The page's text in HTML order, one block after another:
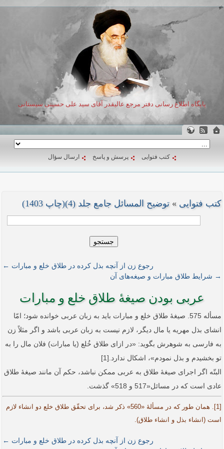
پایگاه اطلاع رسانی دفتر مرجع عالیقدر آقای سید علی حسینی سیستانی
کتب فتوایی پرسش و پاسخ ارسال سؤال
کتب فتوایی » توضیح المسائل جامع جلد (4)(چاپ 1403)
جستجو
رجوع زن از آنچه بذل کرده در طلاق خلع و مبارات ←
→ شرایط طلاق مبارات و صیغه‌های آن
عربی بودن صیغۀ طلاق خلع و مبارات
مسأله 575. صیغۀ طلاق خلع و مبارات باید به زبان عربی خوانده شود؛ ‌امّا
انشای بذل مهریه یا مال دیگر، لازم نیست به زبان عربی باشد و اگر مثلاً زن
به فارسی به شوهرش بگوید: «در ازای طلاق خُلع (یا مبارات) فلان مال را به
تو بخشیدم و بذل نمودم»، اشکال ندارد.[1]
البتّه اگر اجرای صیغۀ طلاق به عربی ممکن نباشد، حکم آن مانند صیغۀ طلاق
عادی است که در مسائل«517 و 518» گذشت.
[1]. همان طور که در مسألۀ «560» ذکر شد، برای تحقّق طلاق خلع دو انشاء لازم
است (انشاء بذل و انشاء طلاق).
رجوع زن از آنچه بذل کرده در طلاق خلع و مبارات ←